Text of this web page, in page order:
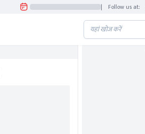
| Follow us at: